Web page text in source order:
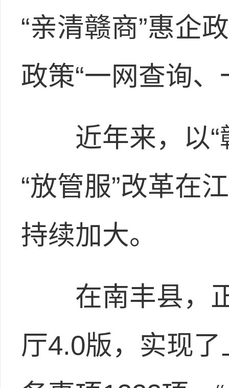
“亲清赣商”惠企
政策“一网查询
近年来，以“
“放管服”改革在
持续加大。
在南丰县，正
厅4.0版，实现了